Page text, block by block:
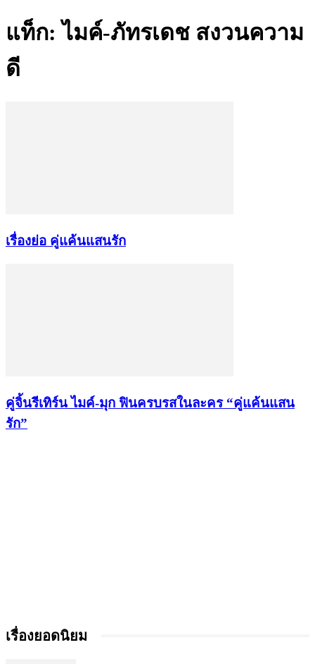
แท็ก: ไมค์-ภัทรเดช สงวนความ
ดี
เรื่องย่อ คู่แค้นแสนรัก
คู่จิ้นรีเทิร์น ไมค์-มุก ฟินครบรสในละคร “คู่แค้นแสน
รัก”
เรื่องยอดนิยม